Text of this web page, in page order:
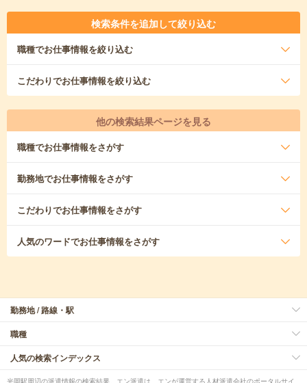
検索条件を追加して絞り込む
職種でお仕事情報を絞り込む
こだわりでお仕事情報を絞り込む
他の検索結果ページを見る
職種でお仕事情報をさがす
勤務地でお仕事情報をさがす
こだわりでお仕事情報をさがす
人気のワードでお仕事情報をさがす
勤務地 / 路線・駅
職種
人気の検索インデックス
光岡駅周辺の派遣情報の検索結果。エン派遣は、エンが運営する人材派遣会社のポータルサイ